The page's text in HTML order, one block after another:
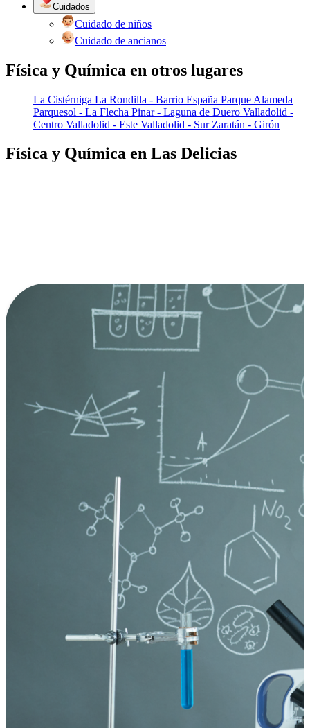
Cuidados
Cuidado de niños
Cuidado de ancianos
Física y Química en otros lugares
La Cistérniga La Rondilla - Barrio España Parque Alameda
Parquesol - La Flecha Pinar - Laguna de Duero Valladolid -
Centro Valladolid - Este Valladolid - Sur Zaratán - Girón
Física y Química en Las Delicias